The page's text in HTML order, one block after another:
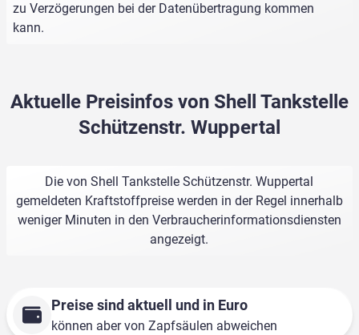
zu Verzögerungen bei der Datenübertragung kommen
kann.
Aktuelle Preisinfos von Shell Tankstelle
Schützenstr. Wuppertal
Die von Shell Tankstelle Schützenstr. Wuppertal
gemeldeten Kraftstoffpreise werden in der Regel innerhalb
weniger Minuten in den Verbraucherinformationsdiensten
angezeigt.
Preise sind aktuell und in Euro
können aber von Zapfsäulen abweichen